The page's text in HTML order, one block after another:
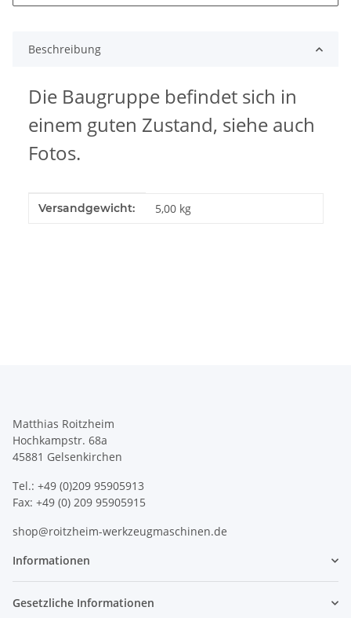
Beschreibung
Die Baugruppe befindet sich in
einem guten Zustand, siehe auch
Fotos.
Produkteigenschaft
Wert
Versandgewicht: 5,00 kg
Matthias Roitzheim
Hochkampstr. 68a
45881 Gelsenkirchen
Tel.: +49 (0)209 95905913
Fax: +49 (0) 209 95905915
shop@roitzheim-werkzeugmaschinen.de
Informationen
Gesetzliche Informationen